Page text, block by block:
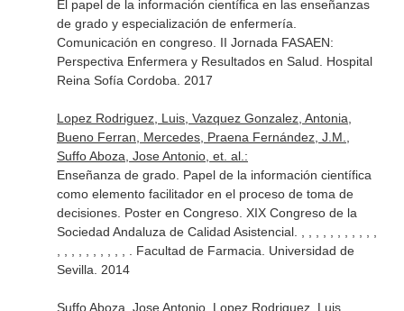
El papel de la información científica en las enseñanzas
de grado y especialización de enfermería.
Comunicación en congreso. II Jornada FASAEN:
Perspectiva Enfermera y Resultados en Salud. Hospital
Reina Sofía Cordoba. 2017
Lopez Rodriguez, Luis, Vazquez Gonzalez, Antonia,
Bueno Ferran, Mercedes, Praena Fernández, J.M.,
Suffo Aboza, Jose Antonio, et. al.:
Enseñanza de grado. Papel de la información científica
como elemento facilitador en el proceso de toma de
decisiones. Poster en Congreso. XIX Congreso de la
Sociedad Andaluza de Calidad Asistencial. , , , , , , , , , , ,
, , , , , , , , , , . Facultad de Farmacia. Universidad de
Sevilla. 2014
Suffo Aboza, Jose Antonio, Lopez Rodriguez, Luis,